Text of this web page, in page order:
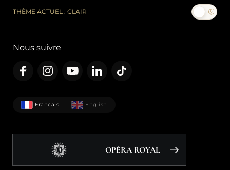
THÈME ACTUEL : CLAIR
Nous suivre
Francais English
OPÉRA ROYAL